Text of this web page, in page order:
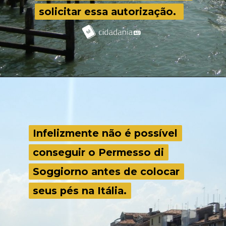
solicitar essa autorização.
solicitar essa autorização.
Infelizmente não é possível
conseguir o Permesso di
Soggiorno antes de colocar
seus pés na Itália.
Infelizmente não é possível
conseguir o Permesso di
Soggiorno antes de colocar
seus pés na Itália.